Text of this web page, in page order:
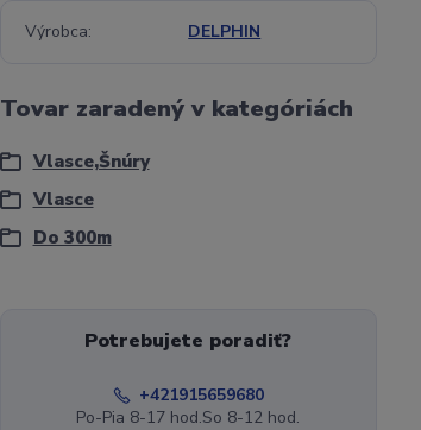
Výrobca DELPHIN
Tovar zaradený v kategóriách
Vlasce,Šnúry
Vlasce
Do 300m
Potrebujete poradiť?
+421915659680
Po-Pia 8-17 hod.So 8-12 hod.